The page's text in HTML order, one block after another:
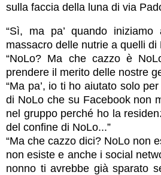
sulla faccia della luna di via
“Sì, ma pa’ quando
massacro delle nutrie a quelli di
“NoLo? Ma che cazzo è
prendere il merito delle nostre
“Ma pa’, io ti ho aiutato solo
di NoLo che su Facebook non
nel gruppo perché ho la
del confine di NoLo...”
“Ma che cazzo dici? NoLo non
non esiste e anche i social
nonno ti avrebbe già sparato